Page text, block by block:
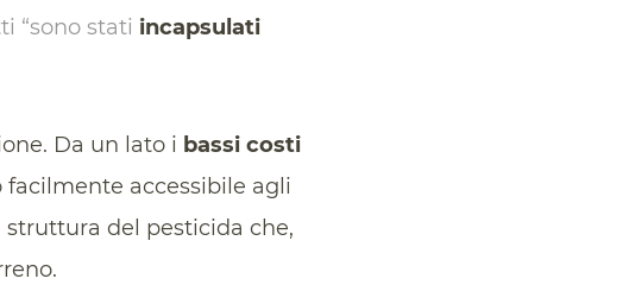
“sono stati incapsulati
Da un lato i bassi costi
accessibile agli
struttura del pesticida che,